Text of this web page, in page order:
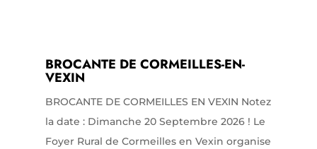
BROCANTE DE CORMEILLES-EN-
VEXIN
BROCANTE DE CORMEILLES EN VEXIN Notez
la date : Dimanche 20 Septembre 2026 ! Le
Foyer Rural de Cormeilles en Vexin organise